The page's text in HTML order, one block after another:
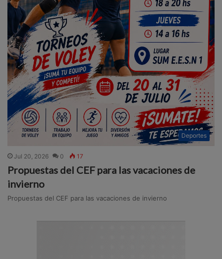
Deportes
Jul 20, 2026 0 17
Propuestas del CEF para las vacaciones de
invierno
Propuestas del CEF para las vacaciones de invierno